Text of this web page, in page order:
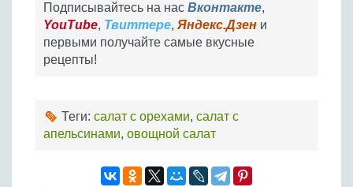
Подписывайтесь на нас Вконтакте,
YouTube, Твиттере, Яндекс.Дзен и
первыми получайте самые вкусные
рецепты!
Теги: салат с орехами, салат с
апельсинами, овощной салат